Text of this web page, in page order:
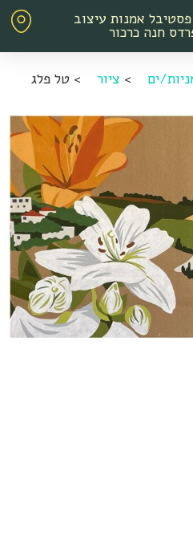
אמנות עיצוב
חנה כרכור
ים > ציור > טל פלג